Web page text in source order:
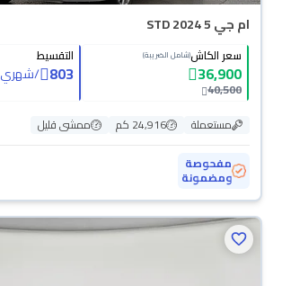
ام جي 5 STD 2024
سعر الكاش(شامل الضريبة)
36,900
40,500
التقسيط
803
/شهري
مستعملة 24,916 كم
ممشى قليل
مفحوصة
ومضمونة